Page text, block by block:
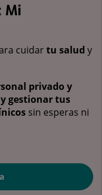
Mi
cuidartu salud y
privado y
gestionar tus
sin esperas ni